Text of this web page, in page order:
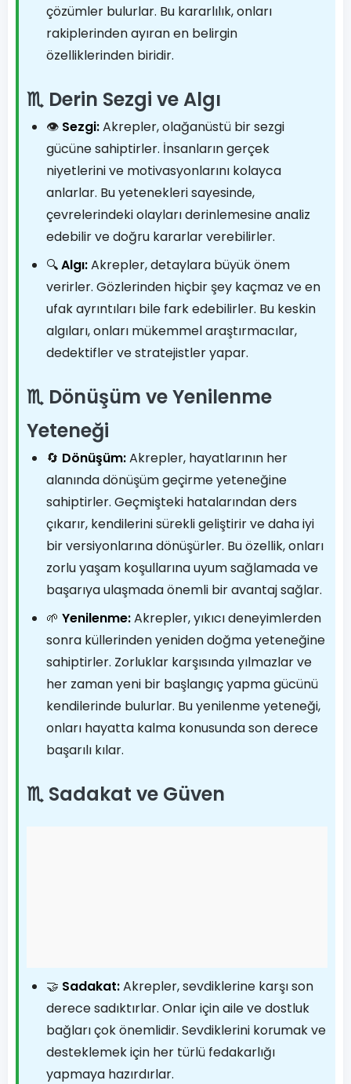
çözümler bulurlar. Bu kararlılık, onları
rakiplerinden ayıran en belirgin
özelliklerinden biridir.
♏ Derin Sezgi ve Algı
👁️ Sezgi:Akrepler, olağanüstü bir sezgi
gücüne sahiptirler. İnsanların gerçek
niyetlerini ve motivasyonlarını kolayca
anlarlar. Bu yetenekleri sayesinde,
çevrelerindeki olayları derinlemesine analiz
edebilir ve doğru kararlar verebilirler.
🔍Algı:Akrepler, detaylara büyük önem
verirler. Gözlerinden hiçbir şey kaçmaz ve en
ufak ayrıntıları bile fark edebilirler. Bu keskin
algıları, onları mükemmel araştırmacılar,
dedektifler ve stratejistler yapar.
♏ Dönüşüm ve Yenilenme
Yeteneği
🔄 Dönüşüm:Akrepler, hayatlarının her
alanında dönüşüm geçirme yeteneğine
sahiptirler. Geçmişteki hatalarından ders
çıkarır, kendilerini sürekli geliştirir ve daha iyi
bir versiyonlarına dönüşürler. Bu özellik, onları
zorlu yaşam koşullarına uyum sağlamada ve
başarıya ulaşmada önemli bir avantaj sağlar.
🌱 Yenilenme:Akrepler, yıkıcı deneyimlerden
sonra küllerinden yeniden doğma yeteneğine
sahiptirler. Zorluklar karşısında yılmazlar ve
her zaman yeni bir başlangıç yapma gücünü
kendilerinde bulurlar. Bu yenilenme yeteneği,
onları hayatta kalma konusunda son derece
başarılı kılar.
♏ Sadakat ve Güven
🤝 Sadakat:Akrepler, sevdiklerine karşı son
derece sadıktırlar. Onlar için aile ve dostluk
bağları çok önemlidir. Sevdiklerini korumak ve
desteklemek için her türlü fedakarlığı
yapmaya hazırdırlar.